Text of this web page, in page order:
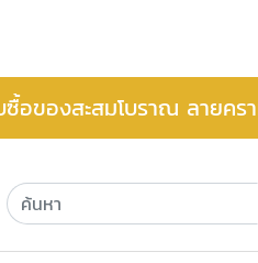
ซื้อของสะสมโบราณ ลายค